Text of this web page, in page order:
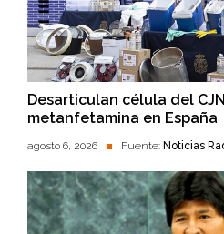
Desarticulan célula del
metanfetamina en España
agosto 6, 2026 Fuente: Noticias